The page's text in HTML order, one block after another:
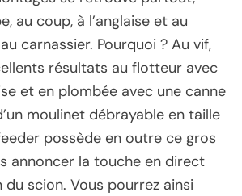
au coup, à l’anglaise et au
carnassier. Pourquoi ? Au vif,
résultats au flotteur avec
et en plombée avec une canne
moulinet débrayable en taille
possède en outre ce gros
annoncer la touche en direct
scion. Vous pourrez ainsi